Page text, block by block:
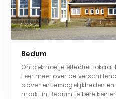
Bedum
Ontdek hoe je effectief
Leer meer over de
advertentiemogelijkheden
markt in Bedum te bereiken